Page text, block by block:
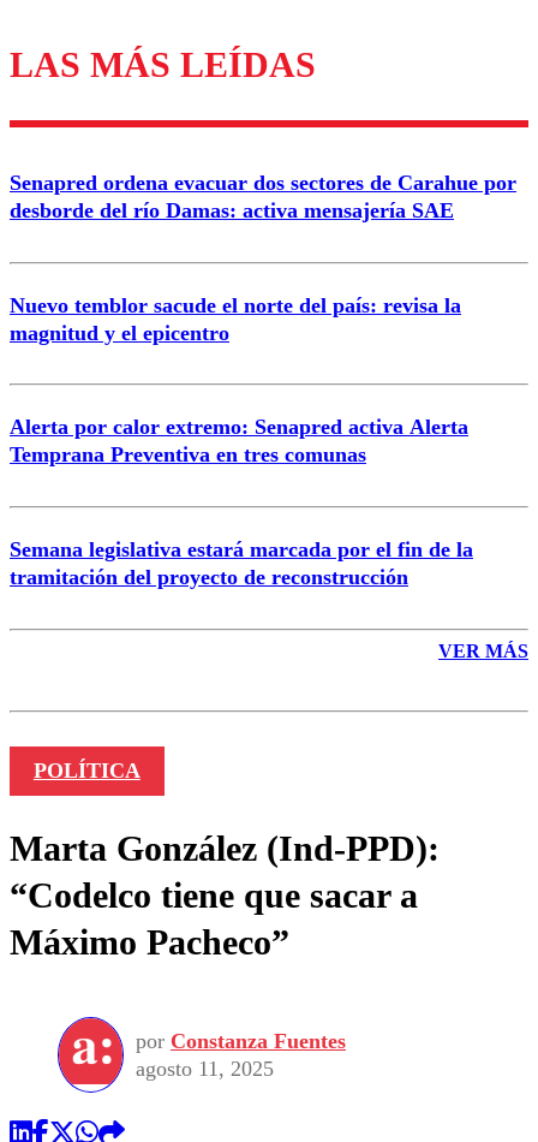
Los comentarios son moderados para garantizar un
diálogo respetuoso.
Correo
LAS MÁS LEÍDAS
Senapred ordena evacuar dos sectores de Carahue por
desborde del río Damas: activa mensajería SAE
Nuevo temblor sacude el norte del país: revisa la
magnitud y el epicentro
Alerta por calor extremo: Senapred activa Alerta
Temprana Preventiva en tres comunas
Semana legislativa estará marcada por el fin de la
tramitación del proyecto de reconstrucción
VER MÁS
POLÍTICA
Marta González (Ind-PPD):
“Codelco tiene que sacar a
Máximo Pacheco”
por Constanza Fuentes
agosto 11, 2025